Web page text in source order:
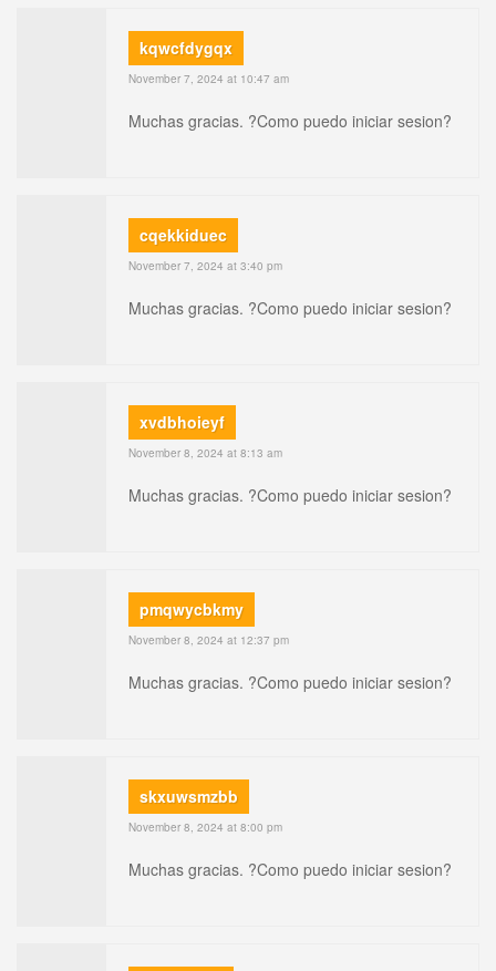
kqwcfdygqx
November 7, 2024 at 10:47 am
Muchas gracias. ?Como puedo iniciar sesion?
cqekkiduec
November 7, 2024 at 3:40 pm
Muchas gracias. ?Como puedo iniciar sesion?
xvdbhoieyf
November 8, 2024 at 8:13 am
Muchas gracias. ?Como puedo iniciar sesion?
pmqwycbkmy
November 8, 2024 at 12:37 pm
Muchas gracias. ?Como puedo iniciar sesion?
skxuwsmzbb
November 8, 2024 at 8:00 pm
Muchas gracias. ?Como puedo iniciar sesion?